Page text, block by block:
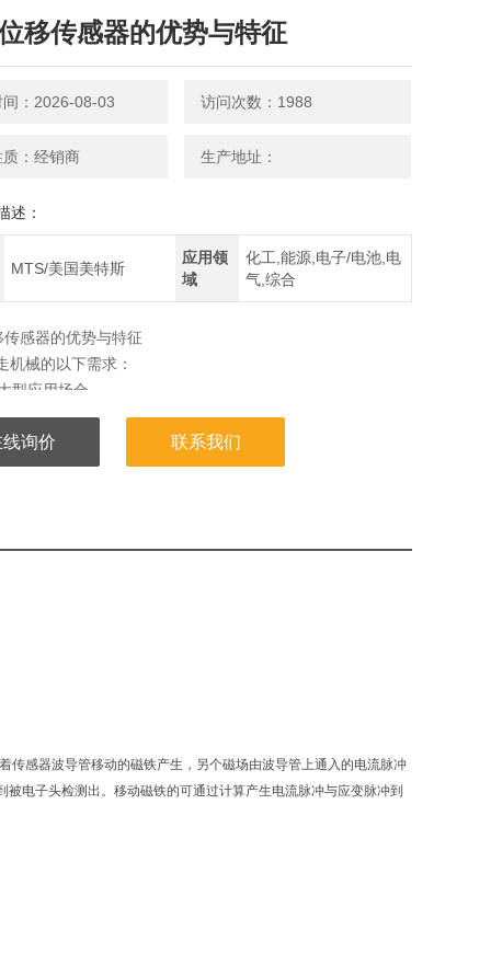
位移传感器的优势与特征
间：2026-08-03 访问次数：1988
质：经销商 生产地址：
述：
MTS/美国美特斯
应用领
域
化工,能源,电子/电池,电
气,综合
传感器的优势与特征
机械的以下需求：
型应用场合
压油缸内，、可靠的行程测量且无需维护
询价 联系我们
感器波导管移动的磁铁产生，另个磁场由波导管上通入的电流脉冲
电子头检测出。移动磁铁的可通过计算产生电流脉冲与应变脉冲到